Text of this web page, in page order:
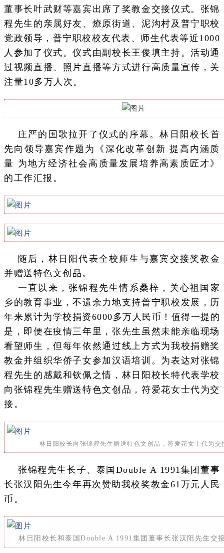
董事长叶武财等嘉宾出席了奖教金交接仪式。张锦
程先生的亲属好友、燎原街道、泥沟村及普宁职校
党政领导，普宁职校校友代表、师生代表等近1000
人参加了仪式。仪式由副校长王俊填主持。活动通
过视频直播、照片直播等方式进行高质量宣传，关
注量10多万人次。
庄严的国歌拉开了仪式的序幕。林日阳校长首
先向领导嘉宾作题为《深化改革创新 提高内涵质
量 为地方经济社会高质量发展培养高素质匠才》
的工作汇报。
随后，林日阳代表全校师生与嘉宾交接奖教金
并赠送特色文创品。
一直以来，张锦程先生情系桑梓，关心祖国家
乡的教育事业，不遗余力地支持普宁职校发展，历
年来累计为学校捐资6000多万人民币！值得一提的
是，即便在疫情三年里，张先生虽然未能亲临现场
看望师生，但每年依然通过线上方式为我校捐赠奖
教金并组织华侨子女参加汉语培训。为表达对张锦
程先生的感戴和钦佩之情，林日阳校长特代表学校
向张锦程先生赠送特色文创品，符爱花女士代为交
接。
林日阳校长向张锦程先生赠送特色文创品，符爱花女士代为交
张锦程先生长子、泰国Double A 1991集团董事
长张汉阳先生今年再次赞助我校奖教金61万元人民
币。
林日阳校长和泰国Double A 1991集团董事长张汉阳先生交